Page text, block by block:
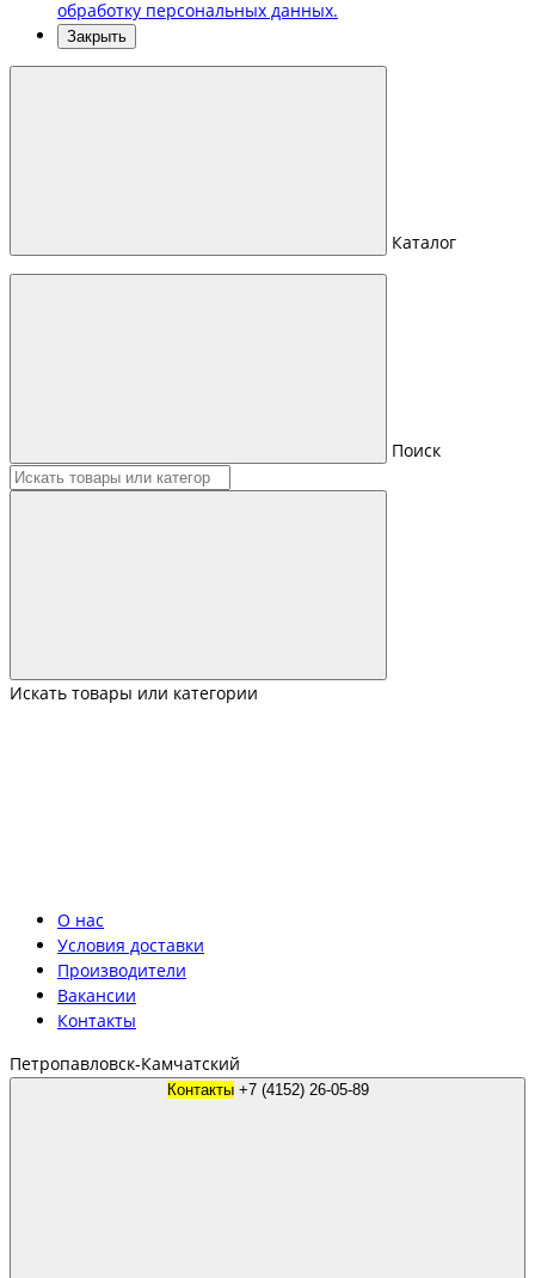
обработку персональных данных.
Закрыть
Каталог
Поиск
Искать товары или категории
О нас
Условия доставки
Производители
Вакансии
Контакты
Петропавловск-Камчатский
Контакты +7 (4152) 26-05-89